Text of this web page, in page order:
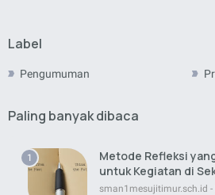
Label
Pengumuman
Paling banyak dibaca
Metode Refleksi
untuk Kegiatan di
sman1mesujitimur.sch.id